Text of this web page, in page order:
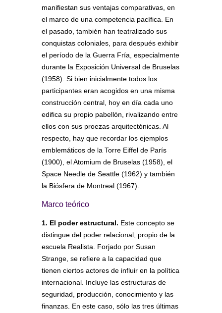
manifiestan sus ventajas comparativas, en
el marco de una competencia pacífica. En
el pasado, también han teatralizado sus
conquistas coloniales, para después exhibir
el período de la Guerra Fría, especialmente
durante la Exposición Universal de Bruselas
(1958). Si bien inicialmente todos los
participantes eran acogidos en una misma
construcción central, hoy en día cada uno
edifica su propio pabellón, rivalizando entre
ellos con sus proezas arquitectónicas. Al
respecto, hay que recordar los ejemplos
emblemáticos de la Torre Eiffel de París
(1900), el Atomium de Bruselas (1958), el
Space Needle de Seattle (1962) y también
la Biósfera de Montreal (1967).
Marco teórico
1. El poder estructural. Este concepto se
distingue del poder relacional, propio de la
escuela Realista. Forjado por Susan
Strange, se refiere a la capacidad que
tienen ciertos actores de influir en la política
internacional. Incluye las estructuras de
seguridad, producción, conocimiento y las
finanzas. En este caso, sólo las tres últimas